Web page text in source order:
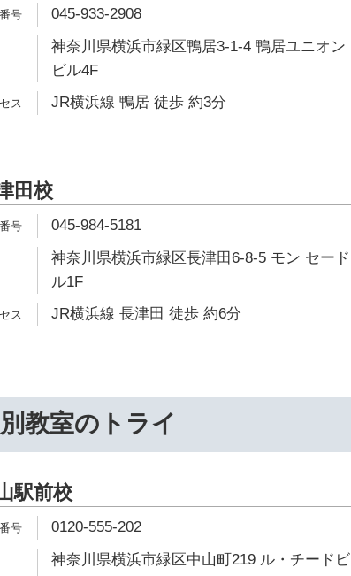
045-933-2908
神奈川県横浜市緑区鴨居3-1-4 鴨居ユニオン
ビル4F
JR横浜線 鴨居 徒歩 約3分
田校
045-984-5181
神奈川県横浜市緑区長津田6-8-5 モン セード
ル1F
JR横浜線 長津田 徒歩 約6分
教室のトライ
駅前校
0120-555-202
神奈川県横浜市緑区中山町219 ル・チードビ